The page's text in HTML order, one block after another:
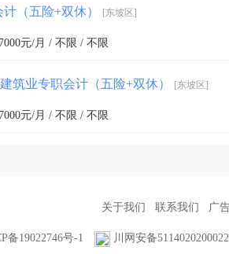
（五险+双休） [东坡区]
元/月 / 不限 / 不限
筑业专职会计（五险+双休） [东坡区]
元/月 / 不限 / 不限
关于我们 联系我们 广
备19022746号-1 川网安备